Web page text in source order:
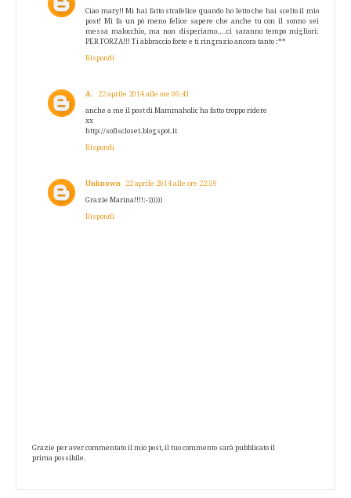
Ciao mary!! Mi hai fatto strafelice quando ho letto che hai scelto il mio
post! Mi fa un pò meno felice sapere che anche tu con il sonno sei
messa malocchio, ma non disperiamo....ci saranno tempo migliori:
PER FORZA!!! Ti abbraccio forte e ti ringrazio ancora tanto :**
Rispondi
A. 22 aprile 2014 alle ore 06:41
anche a me il post di Mammaholic ha fatto troppo ridere
xx
http://sofiscloset.blogspot.it
Rispondi
Unknown 22 aprile 2014 alle ore 22:59
Grazie Marina!!!!:-))))))
Rispondi
Grazie per aver commentato il mio post, il tuo commento sarà pubblicato il
prima possibile.